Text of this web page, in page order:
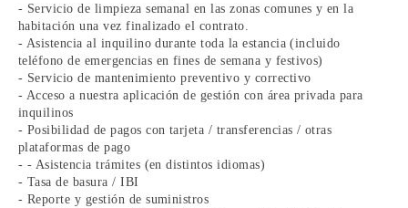
- Servicio de limpieza semanal en las zonas comunes y en la
habitación una vez finalizado el contrato.
- Asistencia al inquilino durante toda la estancia (incluido
teléfono de emergencias en fines de semana y festivos)
- Servicio de mantenimiento preventivo y correctivo
- Acceso a nuestra aplicación de gestión con área privada para
inquilinos
- Posibilidad de pagos con tarjeta / transferencias / otras
plataformas de pago
- - Asistencia trámites (en distintos idiomas)
- Tasa de basura / IBI
- Reporte y gestión de suministros